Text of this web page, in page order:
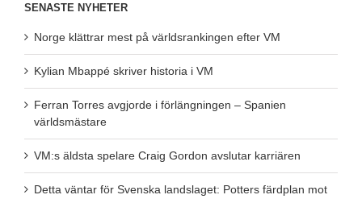
SENASTE NYHETER
Norge klättrar mest på världsrankingen efter VM
Kylian Mbappé skriver historia i VM
Ferran Torres avgjorde i förlängningen – Spanien
världsmästare
VM:s äldsta spelare Craig Gordon avslutar karriären
Detta väntar för Svenska landslaget: Potters färdplan mot